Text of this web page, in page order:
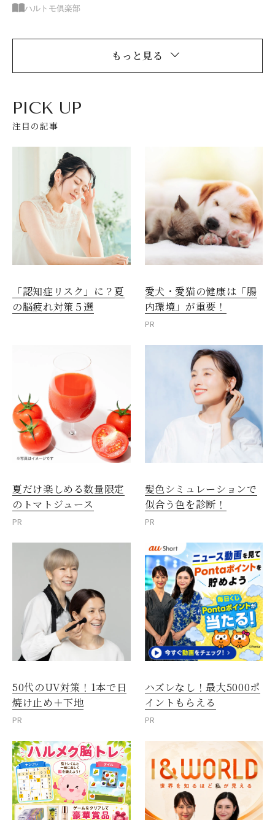
ハルトモ俱楽部
もっと見る
PICK UP
注目の記事
「認知症リスク」に？夏
の脳疲れ対策５選
愛犬・愛猫の健康は「腸
内環境」が重要！
PR
夏だけ楽しめる数量限定
のトマトジュース
PR
髪色シミュレーションで
似合う色を診断！
PR
50代のUV対策！1本で日
焼け止め＋下地
PR
ハズレなし！最大5000ポ
イントもらえる
PR